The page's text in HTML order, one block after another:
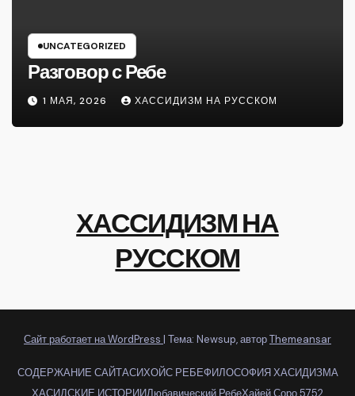
UNCATEGORIZED
Разговор с Ребе
1 МАЯ, 2026 ХАССИДИЗМ НА РУССКОМ
ХАССИДИЗМ НА
РУССКОМ
Сайт работает на WordPress | Тема: Newsup, авторThemeansar
СОДЕРЖАНИЕ САЙТАСИХОЙС РЕБЕФИЛОСОФИЯ ХАСИДИЗМА